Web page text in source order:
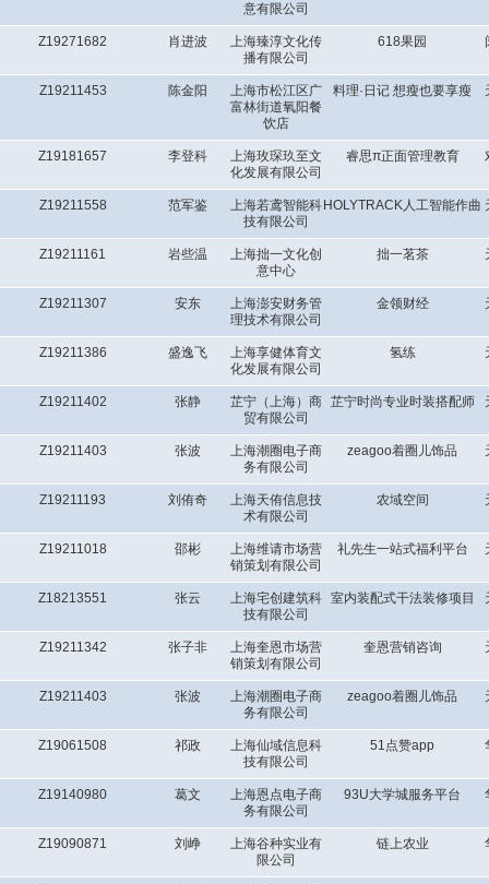
意有限公司
Z19271682 肖进波
上海臻淳文化传
播有限公司
618果园
Z19211453 陈金阳
上海市松江区广
富林街道氧阳餐
饮店
料理·日记 想瘦也要享瘦
Z19181657 李登科
上海玫琛玖至文
化发展有限公司
睿思π正面管理教育
Z19211558 范军鉴
上海若鸢智能科
技有限公司
HOLYTRACK人工智能作曲
Z19211161 岩些温
上海拙一文化创
意中心
拙一茗茶
Z19211307 安东
上海澎安财务管
理技术有限公司
金领财经
Z19211386 盛逸飞
上海享健体育文
化发展有限公司
氢练
Z19211402 张静
芷宁（上海）商
贸有限公司
芷宁时尚专业时装搭配师
Z19211403 张波
上海潮圈电子商
务有限公司
zeagoo着圈儿饰品
Z19211193 刘侑奇
上海天侑信息技
术有限公司
农域空间
Z19211018 邵彬
上海维请市场营
销策划有限公司
礼先生一站式福利平台
Z18213551 张云
上海宅创建筑科
技有限公司
室内装配式干法装修项目
Z19211342 张子非
上海奎恩市场营
销策划有限公司
奎恩营销咨询
Z19211403 张波
上海潮圈电子商
务有限公司
zeagoo着圈儿饰品
Z19061508 祁政
上海仙域信息科
技有限公司
51点赞app
Z19140980 葛文
上海恩点电子商
务有限公司
93U大学城服务平台
Z19090871 刘峥
上海谷种实业有
限公司
链上农业